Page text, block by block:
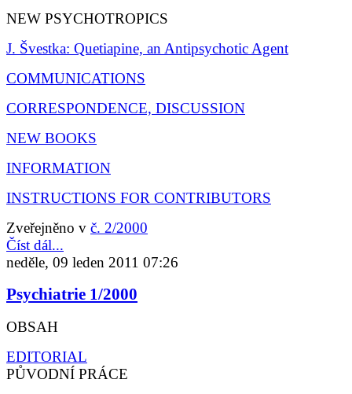
NEW PSYCHOTROPICS
J. Švestka: Quetiapine, an Antipsychotic Agent
COMMUNICATIONS
CORRESPONDENCE, DISCUSSION
NEW BOOKS
INFORMATION
INSTRUCTIONS FOR CONTRIBUTORS
Zveřejněno v č. 2/2000
Číst dál...
neděle, 09 leden 2011 07:26
Psychiatrie 1/2000
OBSAH
EDITORIAL
PŮVODNÍ PRÁCE